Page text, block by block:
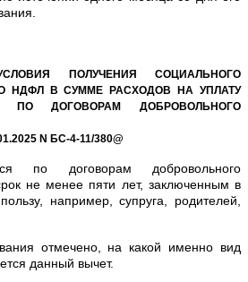
ПОЛУЧЕНИЯ СОЦИАЛЬНОГО
НДФЛ В СУММЕ РАСХОДОВ НА УПЛАТУ
ПО ДОГОВОРАМ ДОБРОВОЛЬНОГО
N БС-4-11/380@
по договорам добровольного
не менее пяти лет, заключенным в
например, супруга, родителей,
отмечено, на какой именно вид
данный вычет.